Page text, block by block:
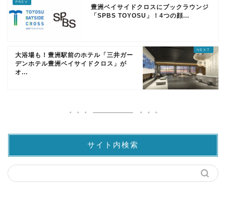
豊洲ベイサイドクロスにブックラウンジ
「SPBS TOYOSU」！4つの顔...
大浴場も！豊洲駅前のホテル「三井ガー
デンホテル豊洲ベイサイドクロス」が
オ...
サイト内検索